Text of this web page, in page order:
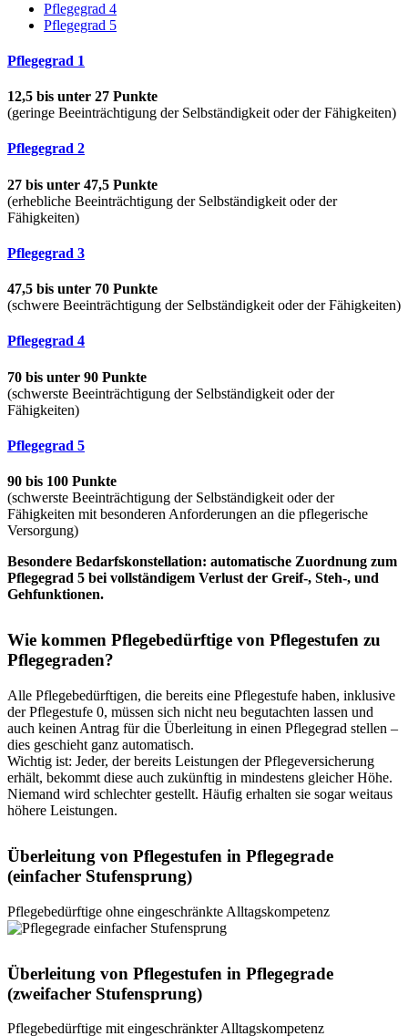
Pflegegrad 4
Pflegegrad 5
Pflegegrad 1
12,5 bis unter 27 Punkte
(geringe Beeinträchtigung der Selbständigkeit oder der Fähigkeiten)
Pflegegrad 2
27 bis unter 47,5 Punkte
(erhebliche Beeinträchtigung der Selbständigkeit oder der
Fähigkeiten)
Pflegegrad 3
47,5 bis unter 70 Punkte
(schwere Beeinträchtigung der Selbständigkeit oder der Fähigkeiten)
Pflegegrad 4
70 bis unter 90 Punkte
(schwerste Beeinträchtigung der Selbständigkeit oder der
Fähigkeiten)
Pflegegrad 5
90 bis 100 Punkte
(schwerste Beeinträchtigung der Selbständigkeit oder der
Fähigkeiten mit besonderen Anforderungen an die pflegerische
Versorgung)
Besondere Bedarfskonstellation: automatische Zuordnung zum
Pflegegrad 5 bei vollständigem Verlust der Greif-, Steh-, und
Gehfunktionen.
Wie kommen Pflegebedürftige von Pflegestufen zu
Pflegegraden?
Alle Pflegebedürftigen, die bereits eine Pflegestufe haben, inklusive
der Pflegestufe 0, müssen sich nicht neu begutachten lassen und
auch keinen Antrag für die Überleitung in einen Pflegegrad stellen –
dies geschieht ganz automatisch.
Wichtig ist: Jeder, der bereits Leistungen der Pflegeversicherung
erhält, bekommt diese auch zukünftig in mindestens gleicher Höhe.
Niemand wird schlechter gestellt. Häufig erhalten sie sogar weitaus
höhere Leistungen.
Überleitung von Pflegestufen in Pflegegrade
(einfacher Stufensprung)
Pflegebedürftige ohne eingeschränkte Alltagskompetenz
Überleitung von Pflegestufen in Pflegegrade
(zweifacher Stufensprung)
Pflegebedürftige mit eingeschränkter Alltagskompetenz